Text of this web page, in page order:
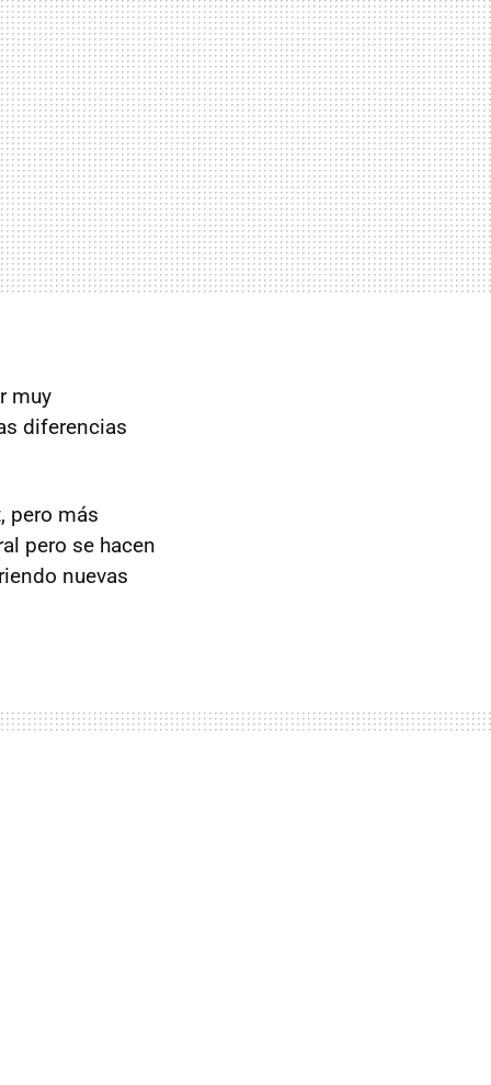
muy
diferencias
pero más
pero se hacen
nuevas